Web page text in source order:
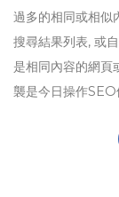
過多的相同或相似
搜尋結果列表, 或
是相同內容的網頁
襲是今日操作